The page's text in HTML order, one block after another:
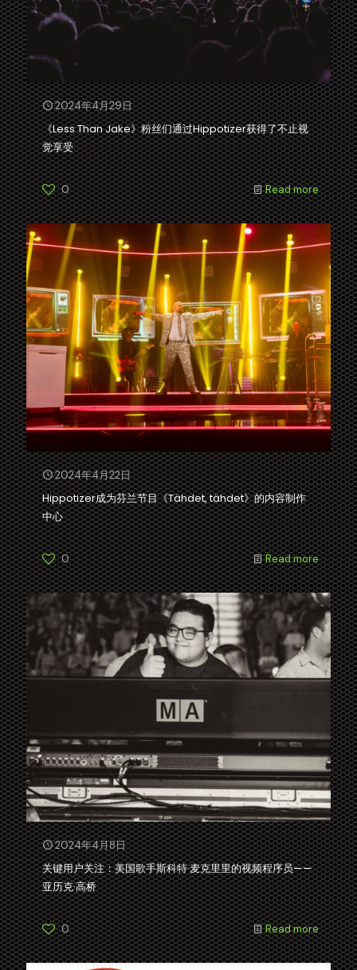
2024年4月29日
《Less Than Jake》粉丝们通过Hippotizer获得了不止视
觉享受
0 Read more
2024年4月22日
Hippotizer成为芬兰节目《Tähdet, tähdet》的内容制作
中心
0 Read more
2024年4月8日
关键用户关注：美国歌手斯科特·麦克里里的视频程序员——
亚历克·高桥
0 Read more